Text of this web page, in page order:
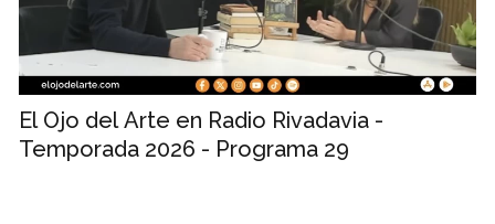
El Ojo del Arte en Radio Rivadavia -
Temporada 2026 - Programa 29